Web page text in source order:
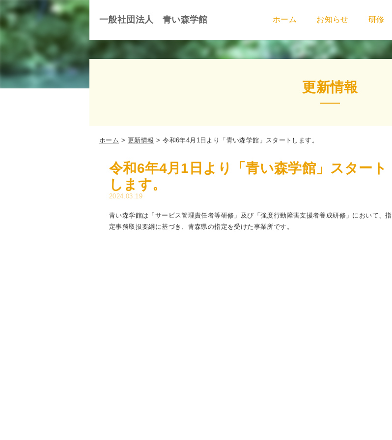
一般社団法人 青い森学館 ホーム お知らせ 研修
更新情報
ホーム 更新情報 令和6年4月1日より「青い森学館」スタートします。
令和6年4月1日より「青い森学館」スタート
します。
2024.03.19
青い森学館は「サービス管理責任者等研修」及び「強度行動障害支援者養成研修」において、指
定事務取扱要綱に基づき、青森県の指定を受けた事業所です。